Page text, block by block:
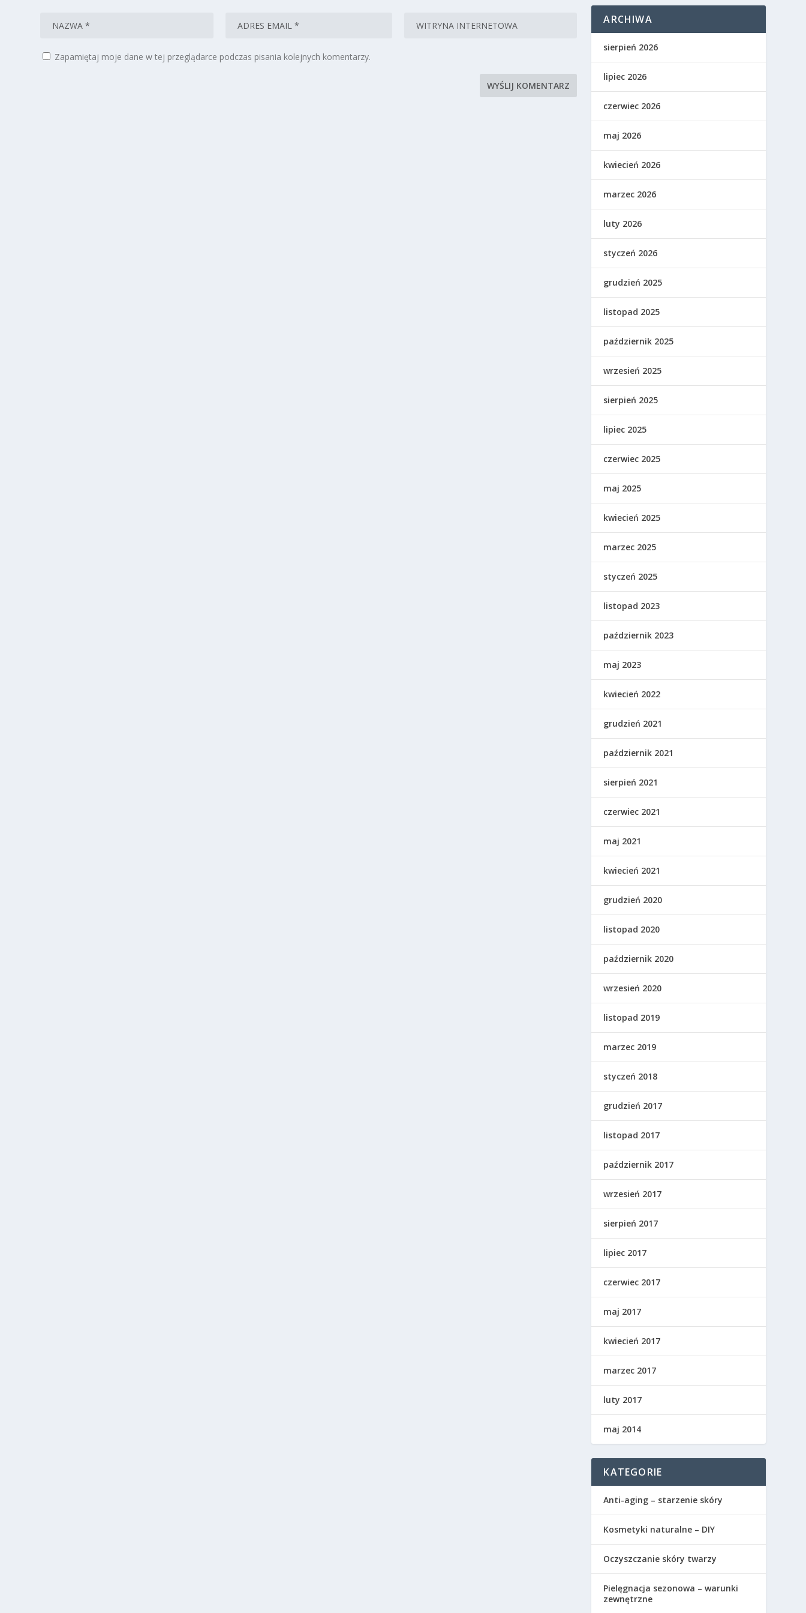
Zapamiętaj moje dane w tej przeglądarce podczas pisania kolejnych komentarzy.
ARCHIWA
sierpień 2026
lipiec 2026
czerwiec 2026
maj 2026
kwiecień 2026
marzec 2026
luty 2026
styczeń 2026
grudzień 2025
listopad 2025
październik 2025
wrzesień 2025
sierpień 2025
lipiec 2025
czerwiec 2025
maj 2025
kwiecień 2025
marzec 2025
styczeń 2025
listopad 2023
październik 2023
maj 2023
kwiecień 2022
grudzień 2021
październik 2021
sierpień 2021
czerwiec 2021
maj 2021
kwiecień 2021
grudzień 2020
listopad 2020
październik 2020
wrzesień 2020
listopad 2019
marzec 2019
styczeń 2018
grudzień 2017
listopad 2017
październik 2017
wrzesień 2017
sierpień 2017
lipiec 2017
czerwiec 2017
maj 2017
kwiecień 2017
marzec 2017
luty 2017
maj 2014
KATEGORIE
Anti-aging – starzenie skóry
Kosmetyki naturalne – DIY
Oczyszczanie skóry twarzy
Pielęgnacja sezonowa – warunki
zewnętrzne